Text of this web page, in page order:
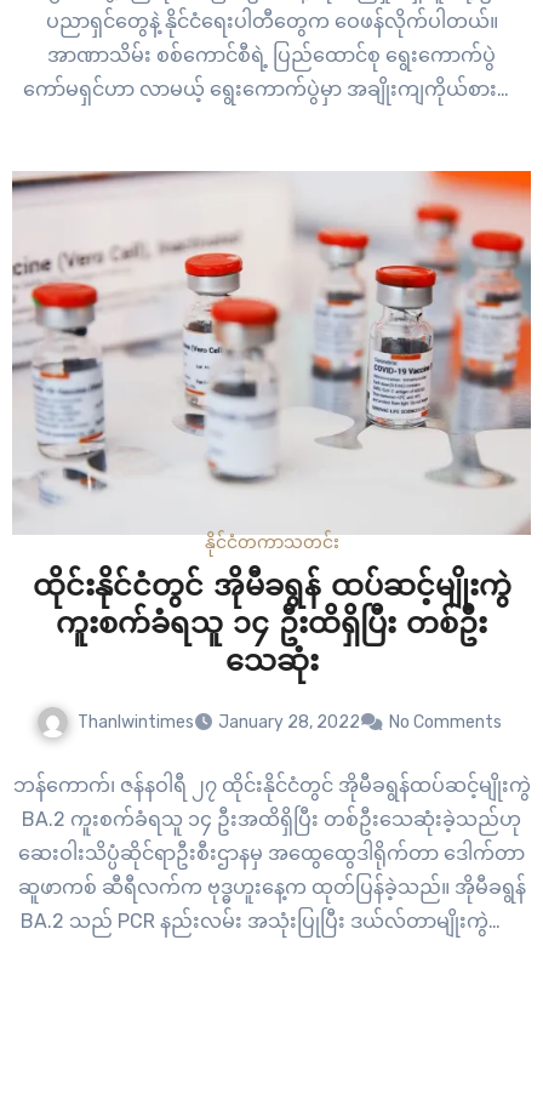
ပညာရှင်တွေနဲ့ နိုင်ငံရေးပါတီတွေက ဝေဖန်လိုက်ပါတယ်။
အာဏာသိမ်း စစ်ကောင်စီရဲ့ ပြည်ထောင်စု ရွေးကောက်ပွဲ
ကော်မရှင်ဟာ လာမယ့် ရွေးကောက်ပွဲမှာ အချိုးကျကိုယ်စားပြု
နိုင်ငံတကာသတင်း
ထိုင်းနိုင်ငံတွင် အိုမီခရွန် ထပ်ဆင့်မျိုးကွဲ
ကူးစက်ခံရသူ ၁၄ ဦးထိရှိပြီး တစ်ဦး
သေဆုံး
Thanlwintimes January 28, 2022 No Comments
ဘန်ကောက်၊ ဇန်နဝါရီ ၂၇ ထိုင်းနိုင်ငံတွင် အိုမီခရွန်ထပ်ဆင့်မျိုးကွဲ
BA.2 ကူးစက်ခံရသူ ၁၄ ဦးအထိရှိပြီး တစ်ဦးသေဆုံးခဲ့သည်ဟု
ဆေးဝါးသိပ္ပံဆိုင်ရာဦးစီးဌာနမှ အထွေထွေဒါရိုက်တာ ဒေါက်တာ
ဆူဖာကစ် ဆီရီလက်က ဗုဒ္ဓဟူးနေ့က ထုတ်ပြန်ခဲ့သည်။ အိုမီခရွန်
BA.2 သည် PCR နည်းလမ်း အသုံးပြုပြီး ဒယ်လ်တာမျိုးကွဲများ